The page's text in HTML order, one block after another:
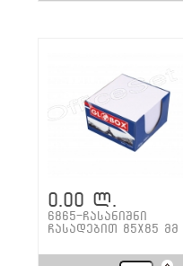
0.00 ლ.
6865-ჩასანიშნი
ჩასადებით 85x85 მმ